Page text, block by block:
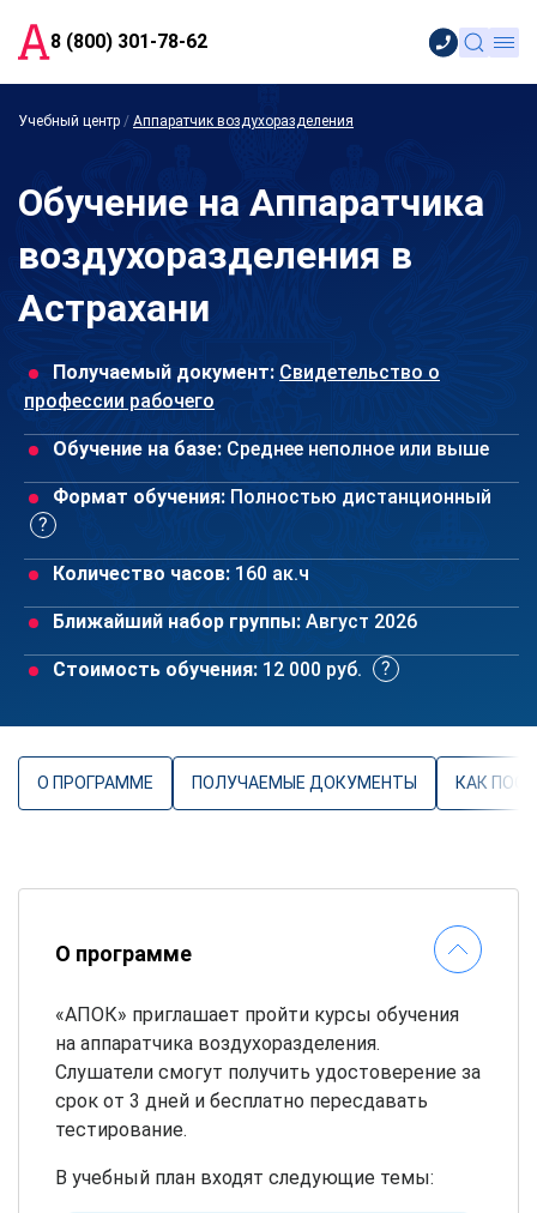
8 (800) 301-78-62
Учебный центр / Аппаратчик воздухоразделения
Обучение на Аппаратчика
воздухоразделения в
Астрахани
Получаемый документ: Свидетельство о
профессии рабочего
Обучение на базе: Среднее неполное или выше
Формат обучения: Полностью дистанционный
Количество часов: 160 ак.ч
Ближайший набор группы: Август 2026
Стоимость обучения: 12 000 руб.
О ПРОГРАММЕ ПОЛУЧАЕМЫЕ ДОКУМЕНТЫ КАК
О программе
«АПОК» приглашает пройти курсы обучения
на аппаратчика воздухоразделения.
Слушатели смогут получить удостоверение за
срок от 3 дней и бесплатно пересдавать
тестирование.
В учебный план входят следующие темы: